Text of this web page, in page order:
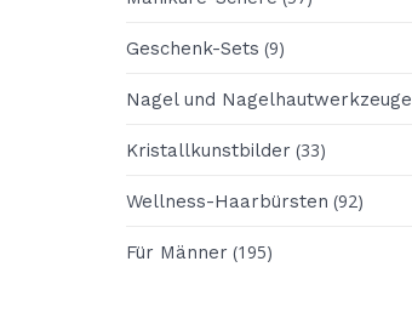
Geschenk-Sets (9)
Nagel und Nagelhautwerkzeuge
Kristallkunstbilder (33)
Wellness-Haarbürsten (92)
Für Männer (195)